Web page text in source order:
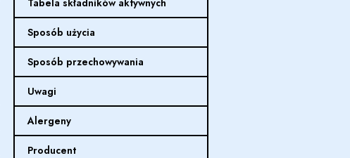
Tabela składników aktywnych
Sposób użycia
Sposób przechowywania
Uwagi
Alergeny
Producent